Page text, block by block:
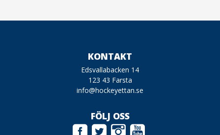
KONTAKT
Edsvallabacken 14
123 43 Farsta
info@hockeyettan.se
FÖLJ OSS